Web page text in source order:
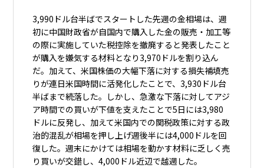
3,990ドル台半ばでスタートした先週の金相場は、週
初に中国財政省が自国内で購入した金の販売・加工等
の際に実施していた税控除を撤廃すると発表したこと
が購入を嫌気する材料となり3,970ドルを割り込ん
だ。加えて、米国株価の大幅下落に対する損失補填売
りが連日米国時間に活発化したことで、3,930ドル台
半ばまで続落した。しかし、急激な下落に対してアジ
ア時間での買いが下値を支えたことで5日には3,980
ドルに反発し、加えて米国内での関税政策に対する政
治的混乱が相場を押し上げ週後半には4,000ドルを回
復した。週末にかけては相場を動かす材料に乏しく売
り買いが交錯し、4,000ドル近辺で越週した。